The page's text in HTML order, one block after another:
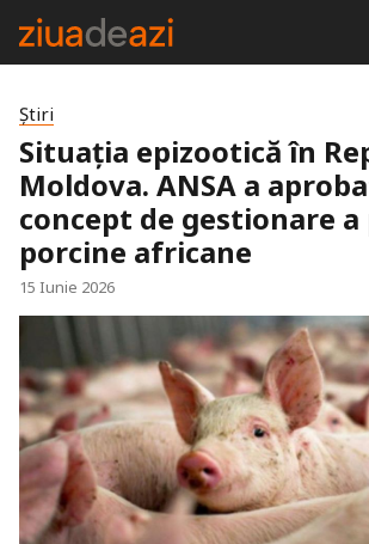
Știri
Situația epizootică în
Moldova. ANSA a
concept de gestionare a
porcine africane
15 Iunie 2026